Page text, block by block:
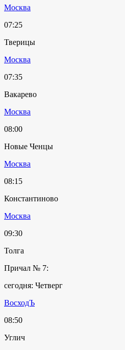
Москва
07:25
Тверицы
Москва
07:35
Вакарево
Москва
08:00
Новые Ченцы
Москва
08:15
Константиново
Москва
09:30
Толга
Причал № 7:
сегодня: Четверг
ВосходЪ
08:50
Углич